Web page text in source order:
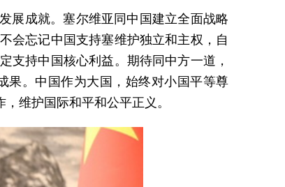
展成就。塞尔维亚同中国建立全面战略
会忘记中国支持塞维护独立和主权，自
支持中国核心利益。期待同中方一道，
果。中国作为大国，始终对小国平等尊
维护国际和平和公平正义。